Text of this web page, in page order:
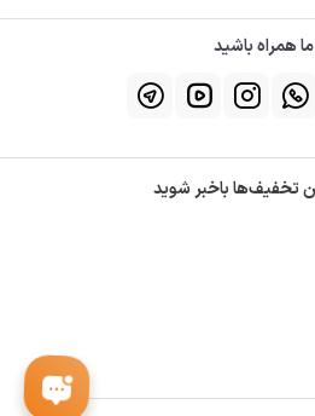
ما همراه باشید
تخفیف‌ها باخبر شوید